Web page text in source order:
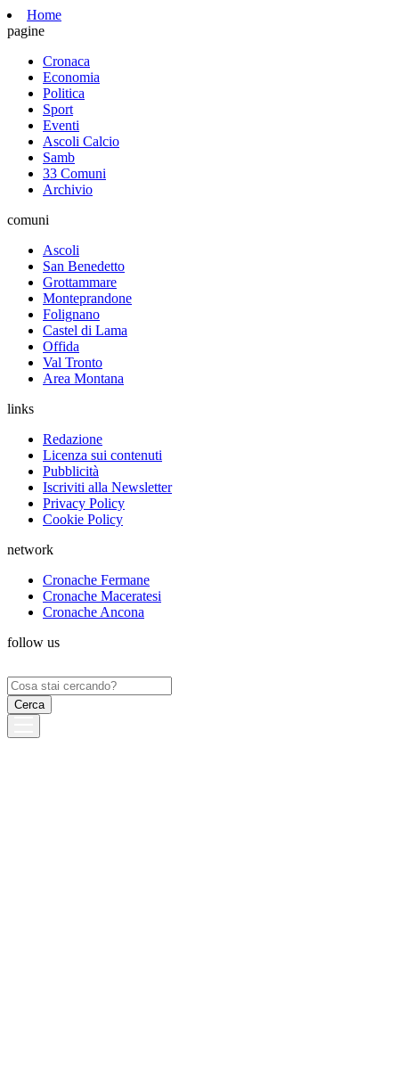
Home
pagine
Cronaca
Economia
Politica
Sport
Eventi
Ascoli Calcio
Samb
33 Comuni
Archivio
comuni
Ascoli
San Benedetto
Grottammare
Monteprandone
Folignano
Castel di Lama
Offida
Val Tronto
Area Montana
links
Redazione
Licenza sui contenuti
Pubblicità
Iscriviti alla Newsletter
Privacy Policy
Cookie Policy
network
Cronache Fermane
Cronache Maceratesi
Cronache Ancona
follow us
Ricerca
per: